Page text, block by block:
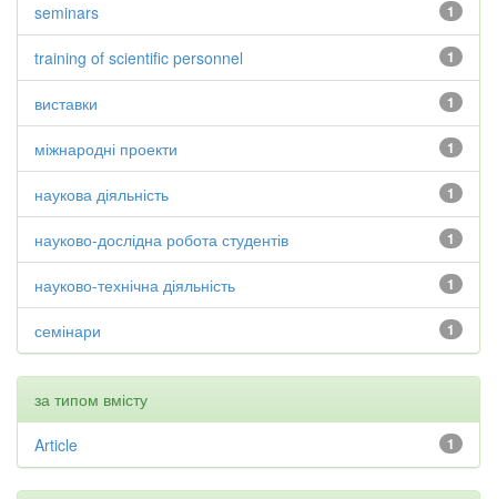
1
seminars
1
training of scientific personnel
1
виставки
1
міжнародні проекти
1
наукова діяльність
1
науково-дослідна робота студентів
1
науково-технічна діяльність
1
семінари
за типом вмісту
1
Article